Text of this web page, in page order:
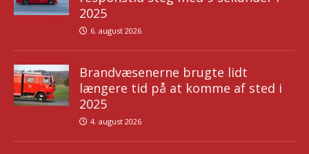
2025
6. august 2026
Brandvæsenerne brugte lidt
længere tid på at komme af sted i
2025
4. august 2026